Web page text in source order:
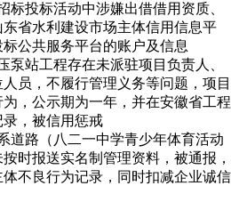
标投标活动中涉嫌出借借用资质、
省水利建设市场主体信用信息平
公共服务平台的账户及信息
泵站工程存在未派驻项目负责人、
员，不履行管理义务等问题，项目
，公示期为一年，并在安徽省工程
，被信用惩戒
道路（八二一中学青少年体育活动
时报送实名制管理资料，被通报，
不良行为记录，同时扣减企业诚信